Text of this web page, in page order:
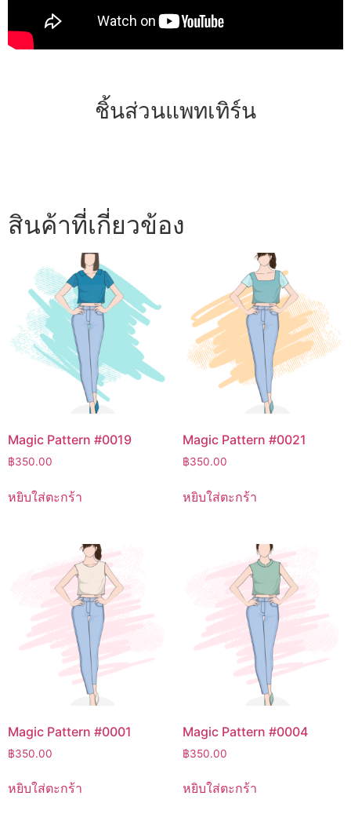
ชิ้นส่วนแพทเทิร์น
สินค้าที่เกี่ยวข้อง
Magic Pattern #0019
฿350.00
หยิบใส่ตะกร้า
Magic Pattern #0021
฿350.00
หยิบใส่ตะกร้า
Magic Pattern #0001
฿350.00
หยิบใส่ตะกร้า
Magic Pattern #0004
฿350.00
หยิบใส่ตะกร้า